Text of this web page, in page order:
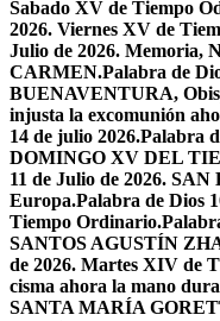
Sabado XV de Tiempo
2026. Viernes XV de
Julio de 2026. Memoria,
CARMEN.Palabra de
BUENAVENTURA,
injusta la excomunión
14 de julio 2026.Palabra
DOMINGO XV DEL
11 de Julio de 2026.
Europa.Palabra de Dios
Tiempo Ordinario.
SANTOS AGUSTÍN
de 2026. Martes XIV de
cisma ahora la mano
SANTA MARÍA